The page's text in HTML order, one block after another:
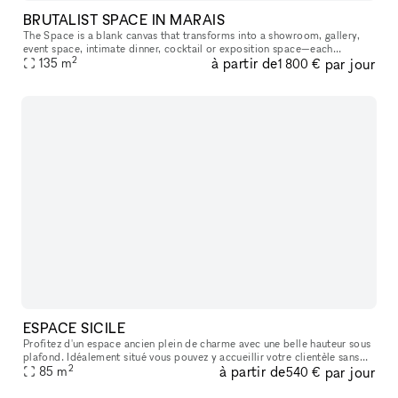
BRUTALIST SPACE IN MARAIS
The Space is a blank canvas that transforms into a showroom, gallery,
event space, intimate dinner, cocktail or exposition space—each
experience unfolding behind its discreet, brutalist facade. The
135 m2 à partir de1 800 € par jour
ESPACE SICILE
Profitez d'un espace ancien plein de charme avec une belle hauteur sous
plafond. Idéalement situé vous pouvez y accueillir votre clientèle sans
problème. Il y a un espace stockage ainsi qu'un espace
85 m2 à partir de540 € par jour